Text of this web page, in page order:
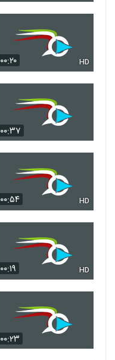
۰۰:۲۰ HD
۰۰:۳۷
۰۰:۵۴ HD
۰۰:۱۹ HD
۰۰:۲۳